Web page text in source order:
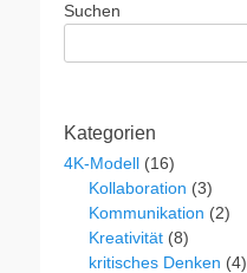
Suchen
Kategorien
4K-Modell (16)
Kollaboration (3)
Kommunikation (2)
Kreativität (8)
kritisches Denken (4)